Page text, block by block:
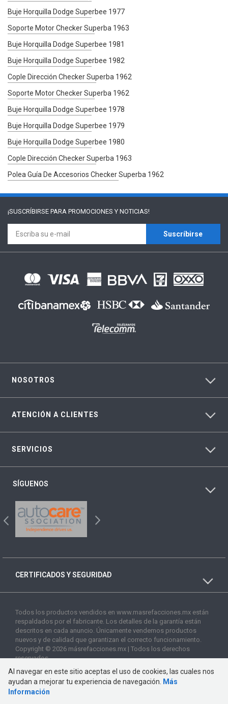
Buje Horquilla Dodge Superbee 1977
Soporte Motor Checker Superba 1963
Buje Horquilla Dodge Superbee 1981
Buje Horquilla Dodge Superbee 1982
Cople Dirección Checker Superba 1962
Soporte Motor Checker Superba 1962
Buje Horquilla Dodge Superbee 1978
Buje Horquilla Dodge Superbee 1979
Buje Horquilla Dodge Superbee 1980
Cople Dirección Checker Superba 1963
Polea Guía De Accesorios Checker Superba 1962
¡SUSCRÍBIRSE PARA PROMOCIONES Y NOTICIAS!
Suscríbirse
NOSOTROS
ATENCIÓN A CLIENTES
SERVICIOS
SÍGUENOS
CERTIFICADOS Y SEGURIDAD
Todos los productos vendidos en www.masrefacciones.mx están
respaldados por el fabricante. Los detalles de la garantía están
descritos en cada anuncio. Únicamente vendemos productos
nuevos y de calidad que garantizan el correcto funcionamiento.
Copyright © 2026 másrefacciones.mx | Todos los derechos
reservados
Al navegar en este sitio aceptas el uso de cookies, las cuales nos
ayudan a mejorar tu experiencia de navegación.
Más
Información